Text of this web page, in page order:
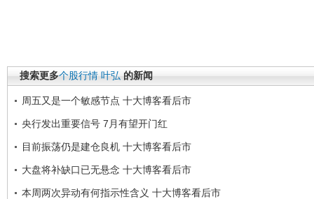
搜索更多个股行情 叶弘 的新闻
周五又是一个敏感节点 十大博客看后市
央行发出重要信号 7月有望开门红
目前振荡仍是建仓良机 十大博客看后市
大盘将补缺口已无悬念 十大博客看后市
本周两次异动有何指示性含义 十大博客看后市